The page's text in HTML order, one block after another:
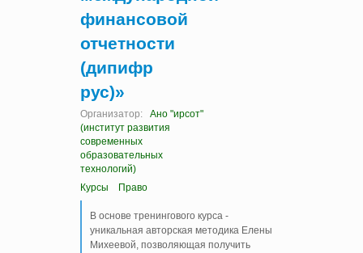
финансовой
отчетности
(дипифр
рус)»
Организатор:
Ано "ирсот"
(институт развития
современных
образовательных
технологий)
Курсы
Право
В основе тренингового курса -
уникальная авторская методика Елены
Михеевой, позволяющая получить